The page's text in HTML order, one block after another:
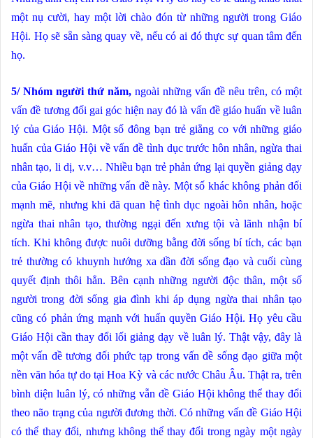
một nụ cười, hay một lời chào đón từ những người trong Giáo
Hội. Họ sẽ sẵn sàng quay về, nếu có ai đó thực sự quan tâm đến
họ.
5/ Nhóm người thứ năm, ngoài những vấn đề nêu trên, có một
vấn đề tương đối gai góc hiện nay đó là vấn đề giáo huấn về luân
lý của Giáo Hội. Một số đông bạn trẻ giằng co với những giáo
huấn của Giáo Hội về vấn đề tình dục trước hôn nhân, ngừa thai
nhân tạo, li dị, v.v… Nhiều bạn trẻ phản ứng lại quyền giảng dạy
của Giáo Hội về những vấn đề này. Một số khác không phản đối
mạnh mẽ, nhưng khi đã quan hệ tình dục ngoài hôn nhân, hoặc
ngừa thai nhân tạo, thường ngại đến xưng tội và lãnh nhận bí
tích. Khi không được nuôi dưỡng bằng đời sống bí tích, các bạn
trẻ thường có khuynh hướng xa dần đời sống đạo và cuối cùng
quyết định thôi hẳn. Bên cạnh những người độc thân, một số
người trong đời sống gia đình khi áp dụng ngừa thai nhân tạo
cũng có phản ứng mạnh với huấn quyền Giáo Hội. Họ yêu cầu
Giáo Hội cần thay đổi lối giảng dạy về luân lý. Thật vậy, đây là
một vấn đề tương đối phức tạp trong vấn đề sống đạo giữa một
nền văn hóa tự do tại Hoa Kỳ và các nước Châu Âu. Thật ra, trên
bình diện luân lý, có những vẫn đề Giáo Hội không thể thay đổi
theo não trạng của người đương thời. Có những vấn đề Giáo Hội
có thể thay đổi, nhưng không thể thay đổi trong ngày một ngày